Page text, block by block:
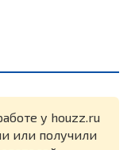
у houzz.ru
или получили